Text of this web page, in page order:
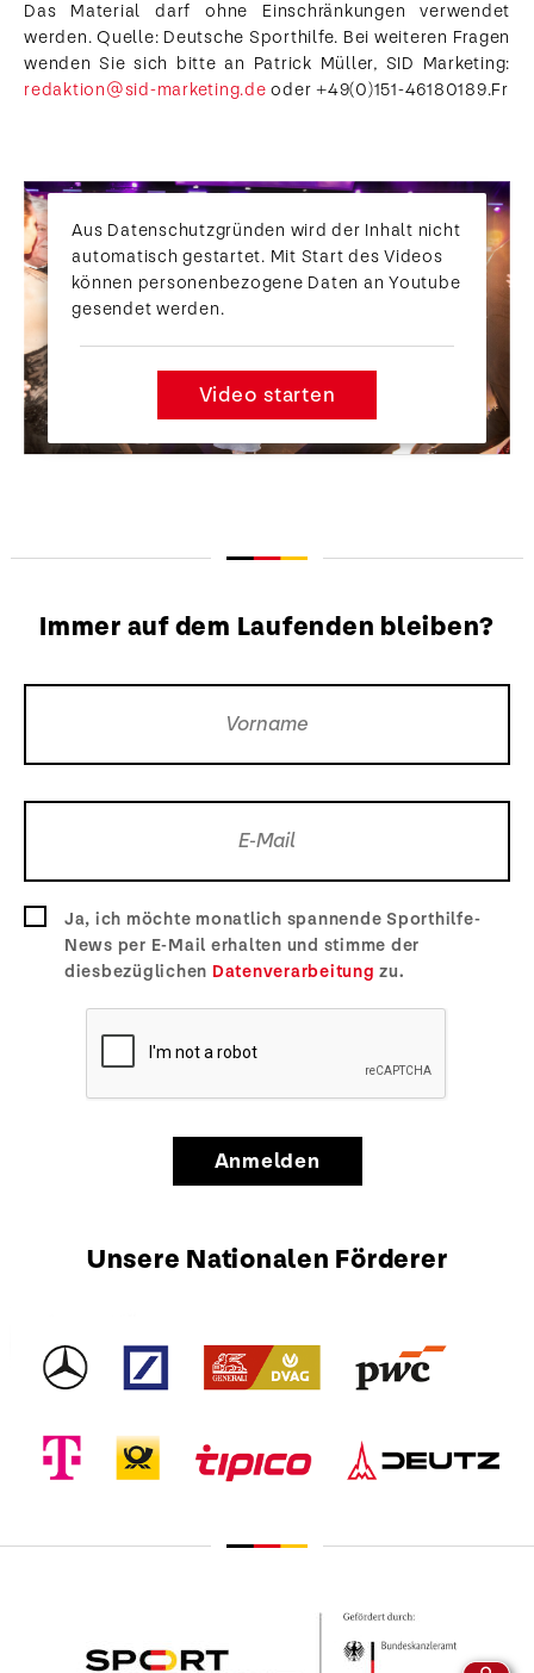
Das Material darf ohne Einschränkungen verwendet
werden. Quelle: Deutsche Sporthilfe. Bei weiteren Fragen
wenden Sie sich bitte an Patrick Müller, SID Marketing:
redaktion@sid-marketing.de oder +49(0)151-46180189.Fr
Aus Datenschutzgründen wird der Inhalt nicht
automatisch gestartet. Mit Start des Videos
können personenbezogene Daten an Youtube
gesendet werden.
Video starten
Immer auf dem Laufenden bleiben?
Ja, ich möchte monatlich spannende Sporthilfe-
News per E-Mail erhalten und stimme der
diesbezüglichen Datenverarbeitung zu.
Anmelden
Unsere Nationalen Förderer